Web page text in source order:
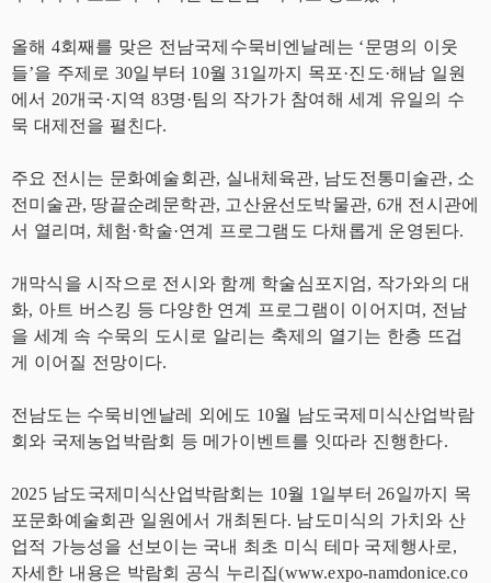
올해 4회째를 맞은 전남국제수묵비엔날레는 ‘문명의 이웃
들’을 주제로 30일부터 10월 31일까지 목포·진도·해남 일원
에서 20개국·지역 83명·팀의 작가가 참여해 세계 유일의 수
묵 대제전을 펼친다.
주요 전시는 문화예술회관, 실내체육관, 남도전통미술관, 소
전미술관, 땅끝순례문학관, 고산윤선도박물관, 6개 전시관에
서 열리며, 체험·학술·연계 프로그램도 다채롭게 운영된다.
개막식을 시작으로 전시와 함께 학술심포지엄, 작가와의 대
화, 아트 버스킹 등 다양한 연계 프로그램이 이어지며, 전남
을 세계 속 수묵의 도시로 알리는 축제의 열기는 한층 뜨겁
게 이어질 전망이다.
전남도는 수묵비엔날레 외에도 10월 남도국제미식산업박람
회와 국제농업박람회 등 메가이벤트를 잇따라 진행한다.
2025 남도국제미식산업박람회는 10월 1일부터 26일까지 목
포문화예술회관 일원에서 개최된다. 남도미식의 가치와 산
업적 가능성을 선보이는 국내 최초 미식 테마 국제행사로,
자세한 내용은 박람회 공식 누리집(www.expo-namdonice.co